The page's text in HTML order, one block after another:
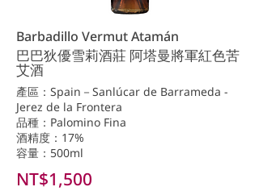
Barbadillo Vermut Atamán
巴巴狄優雪莉酒莊 阿塔曼將軍紅色苦
艾酒
產區：Spain－Sanlúcar de Barrameda -
Jerez de la Frontera
品種：Palomino Fina
酒精度：17%
容量：500ml
NT$1,500